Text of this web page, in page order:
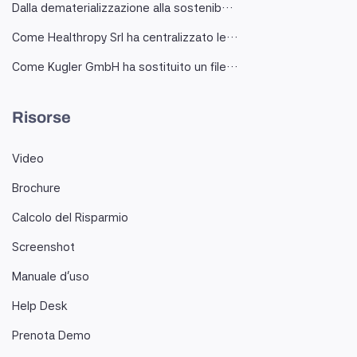
Dalla dematerializzazione alla sostenib…
Come Healthropy Srl ha centralizzato le…
Come Kugler GmbH ha sostituito un file…
Risorse
Video
Brochure
Calcolo del Risparmio
Screenshot
Manuale d'uso
Help Desk
Prenota Demo